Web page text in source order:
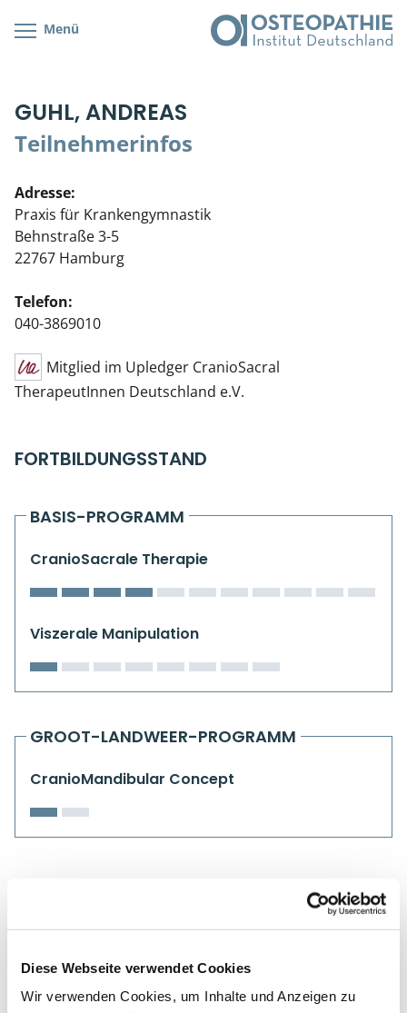
Diese Webseite verwendet Cookies
Wir verwenden Cookies, um Inhalte und Anzeigen zu
Menü
GUHL, ANDREAS
Teilnehmerinfos
Adresse:
Praxis für Krankengymnastik
Behnstraße 3-5
22767 Hamburg
Telefon:
040-3869010
Mitglied im Upledger CranioSacral
TherapeutInnen Deutschland e.V.
FORTBILDUNGSSTAND
BASIS-PROGRAMM
CranioSacrale Therapie
Viszerale Manipulation
GROOT-LANDWEER-PROGRAMM
CranioMandibular Concept
Cranial/Neurale Osteopathie
Parietale Osteopathie
Viszerale Osteopathie
Klinische & Praktische Kurse
Live Online-Kurse
Postgraduate- & Spezialkurse
CranioSacrale Ausbildung
Kursorte mit Kursangeboten
Bonus-Programm
Veranstaltungsticket DB
Wissenswertes
Teilnehmerliste
Stellenbörse
Soziales Engagement